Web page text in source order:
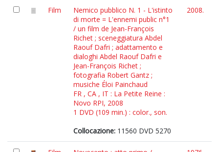
Film
Nemico pubblico N. 1 - L'istinto
di morte = L'ennemi public n°1
/ un film de Jean-François
Richet ; sceneggiatura Abdel
Raouf Dafri ; adattamento e
dialoghi Abdel Raouf Dafri e
Jean-François Richet ;
fotografia Robert Gantz ;
musiche Éloi Painchaud
FR , CA , IT : La Petite Reine :
Novo RPI, 2008
1 DVD (109 min.) : color., son.
Collocazione: 11560 DVD 5270
2008.